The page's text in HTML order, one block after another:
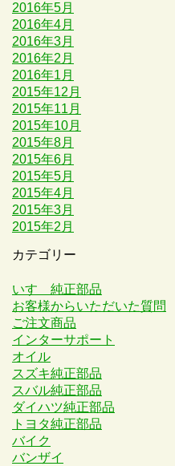
2016年5月
2016年4月
2016年3月
2016年2月
2016年1月
2015年12月
2015年11月
2015年10月
2015年8月
2015年6月
2015年5月
2015年4月
2015年3月
2015年2月
カテゴリー
いすゞ純正部品
お客様からいただいた質問
ご注文商品
インターサポート
オイル
スズキ純正部品
スバル純正部品
ダイハツ純正部品
トヨタ純正部品
バイク
バンザイ